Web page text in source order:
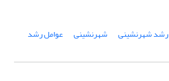
رشد شهرنشینی شهرنشینی عوامل رشد